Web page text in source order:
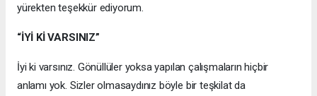
yürekten teşekkür ediyorum.
“İYİ Kİ VARSINIZ”
İyi ki varsınız. Gönüllüler yoksa yapılan çalışmaların hiçbir
anlamı yok. Sizler olmasaydınız böyle bir teşkilat da